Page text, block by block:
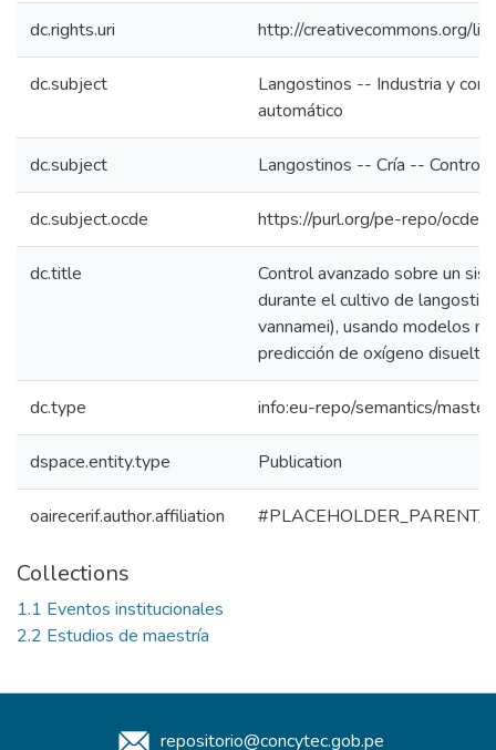
dc.rights.uri http://creativecommons.org/
dc.subject
Langostinos -- Industria y
automático
dc.subject Langostinos -- Cría -- Control
dc.subject.ocde https://purl.org/pe-repo/ocde/
dc.title
Control avanzado sobre un
durante el cultivo de
vannamei), usando modelos
predicción de oxígeno disuelto
dc.type info:eu-repo/semantics/
dspace.entity.type Publication
oairecerif.author.affiliation
Collections
1.1 Eventos institucionales
2.2 Estudios de maestría
repositorio@concytec.gob.pe